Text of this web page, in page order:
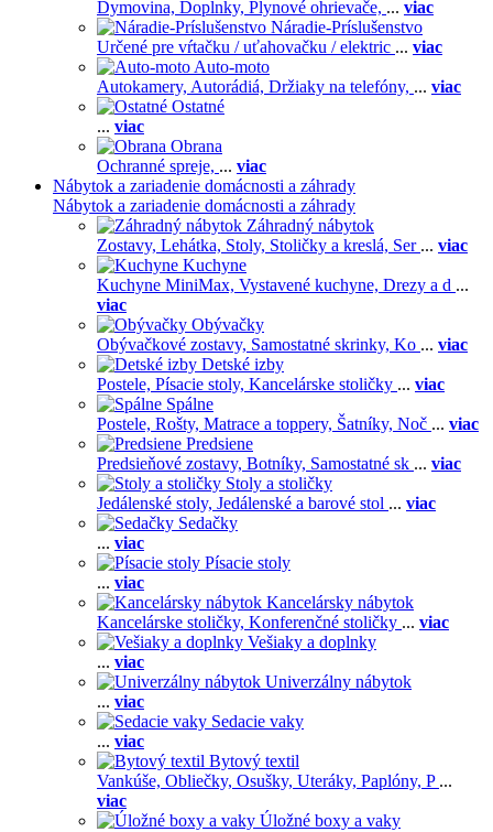
Dymovina, Doplnky, Plynové ohrievače, ... viac
Náradie-Príslušenstvo
Určené pre vŕtačku / uťahovačku / elektric ... viac
Auto-moto
Autokamery, Autorádiá, Držiaky na telefóny, ... viac
Ostatné
... viac
Obrana
Ochranné spreje, ... viac
Nábytok a zariadenie domácnosti a záhrady
Nábytok a zariadenie domácnosti a záhrady
Záhradný nábytok
Zostavy, Lehátka, Stoly, Stoličky a kreslá, Ser ... viac
Kuchyne
Kuchyne MiniMax, Vystavené kuchyne, Drezy a d ...
viac
Obývačky
Obývačkové zostavy, Samostatné skrinky, Ko ... viac
Detské izby
Postele, Písacie stoly, Kancelárske stoličky ... viac
Spálne
Postele, Rošty, Matrace a toppery, Šatníky, Noč ... viac
Predsiene
Predsieňové zostavy, Botníky, Samostatné sk ... viac
Stoly a stoličky
Jedálenské stoly, Jedálenské a barové stol ... viac
Sedačky
... viac
Písacie stoly
... viac
Kancelársky nábytok
Kancelárske stoličky, Konferenčné stoličky ... viac
Vešiaky a doplnky
... viac
Univerzálny nábytok
... viac
Sedacie vaky
... viac
Bytový textil
Vankúše, Obliečky, Osušky, Uteráky, Paplóny, P ...
viac
Úložné boxy a vaky